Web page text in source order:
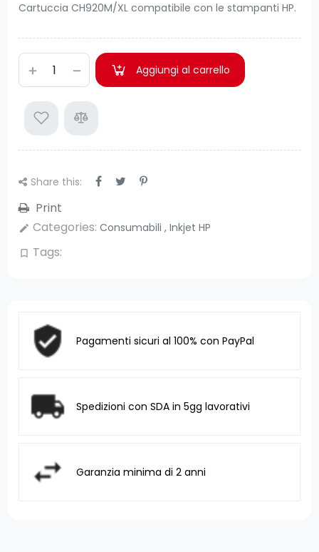
Cartuccia CH920M/XL compatibile con le stampanti HP.
Aggiungi al carrello
Share this:
Print
edit Categories: Consumabili , Inkjet HP
bookmark_border Tags:
Pagamenti sicuri al 100% con PayPal
Spedizioni con SDA in 5gg lavorativi
Garanzia minima di 2 anni